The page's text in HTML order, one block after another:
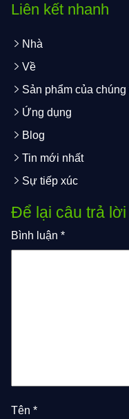
Liên kết nhanh
Nhà
Về
Sản phẩm của chúng
Ứng dụng
Blog
Tin mới nhất
Sự tiếp xúc
Để lại câu trả lời
Bình luận *
Tên *